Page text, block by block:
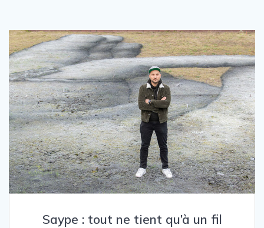
Saype : tout ne tient qu’à un fil